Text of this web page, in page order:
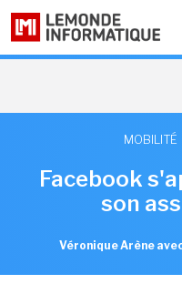
MOBILITÉ
Facebook
son
Véronique Arène